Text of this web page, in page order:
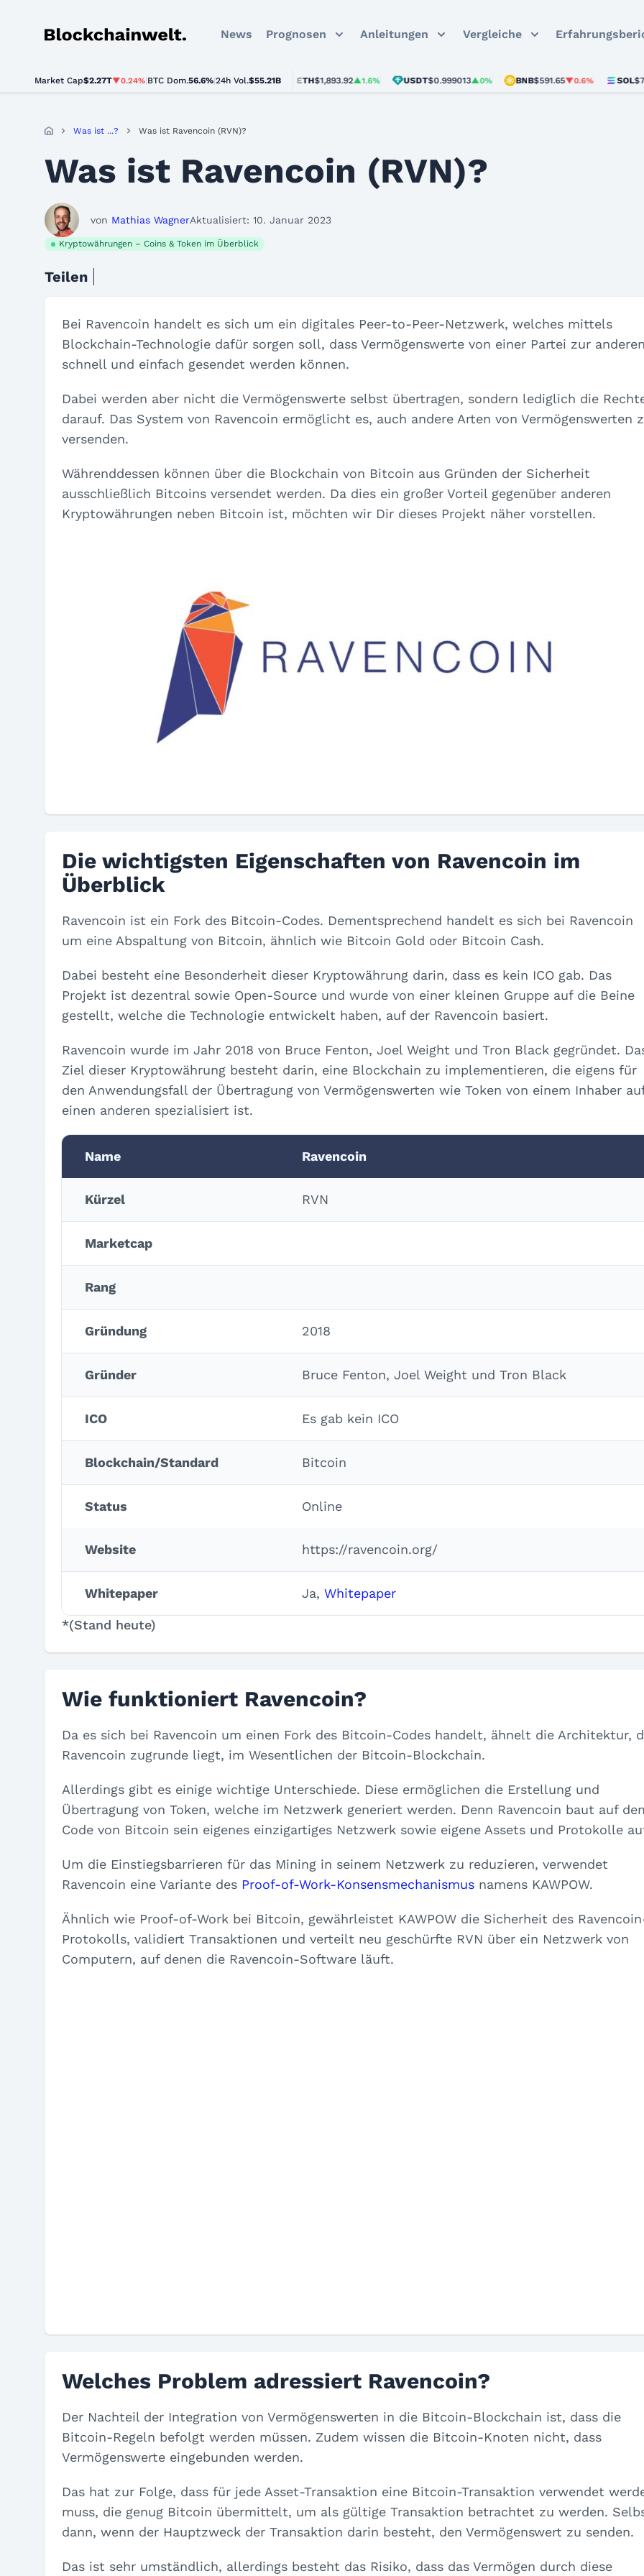
Blockchainwelt News Prognosen Anleitungen Vergleiche
Market Cap$2.27T▼0.24% BTC Dom.56.6% 24h Vol.$55.21B
BTC$64,182.00▲0.5% ETH $1,893.92▲1.6% USDT$0.999013▲0% BNB$591.65▼0.6% SOL$72.91
Was ist ...? Was ist Ravencoin (RVN)?
Was ist Ravencoin (RVN)?
von Mathias WagnerAktualisiert: 10. Januar 2023
Kryptowährungen – Coins & Token im Überblick
Teilen
Bei Ravencoin handelt es sich um ein digitales Peer-to-Peer-Netzwerk, welches mittels
Blockchain-Technologie dafür sorgen soll, dass Vermögenswerte von einer Partei zur anderen
schnell und einfach gesendet werden können.
Dabei werden aber nicht die Vermögenswerte selbst übertragen, sondern lediglich die
darauf. Das System von Ravencoin ermöglicht es, auch andere Arten von Vermögenswerten
versenden.
Währenddessen können über die Blockchain von Bitcoin aus Gründen der Sicherheit
ausschließlich Bitcoins versendet werden. Da dies ein großer Vorteil gegenüber anderen
Kryptowährungen neben Bitcoin ist, möchten wir Dir dieses Projekt näher vorstellen.
Die wichtigsten Eigenschaften von Ravencoin im
Überblick
Ravencoin ist ein Fork des Bitcoin-Codes. Dementsprechend handelt es sich bei Ravencoin
um eine Abspaltung von Bitcoin, ähnlich wie Bitcoin Gold oder Bitcoin Cash.
Dabei besteht eine Besonderheit dieser Kryptowährung darin, dass es kein ICO gab. Das
Projekt ist dezentral sowie Open-Source und wurde von einer kleinen Gruppe auf die Beine
gestellt, welche die Technologie entwickelt haben, auf der Ravencoin basiert.
Ravencoin wurde im Jahr 2018 von Bruce Fenton, Joel Weight und Tron Black gegründet.
Ziel dieser Kryptowährung besteht darin, eine Blockchain zu implementieren, die eigens für
den Anwendungsfall der Übertragung von Vermögenswerten wie Token von einem Inhaber
einen anderen spezialisiert ist.
Name Ravencoin
Kürzel RVN
Marketcap
Rang
Gründung 2018
Gründer Bruce Fenton, Joel Weight und Tron Black
ICO Es gab kein ICO
Blockchain/Standard Bitcoin
Status Online
Website https://ravencoin.org/
Whitepaper Ja, Whitepaper
*(Stand heute)
Wie funktioniert Ravencoin?
Da es sich bei Ravencoin um einen Fork des Bitcoin-Codes handelt, ähnelt die Architektur,
Ravencoin zugrunde liegt, im Wesentlichen der Bitcoin-Blockchain.
Allerdings gibt es einige wichtige Unterschiede. Diese ermöglichen die Erstellung und
Übertragung von Token, welche im Netzwerk generiert werden. Denn Ravencoin baut auf
Code von Bitcoin sein eigenes einzigartiges Netzwerk sowie eigene Assets und Protokolle
Um die Einstiegsbarrieren für das Mining in seinem Netzwerk zu reduzieren, verwendet
Ravencoin eine Variante des Proof-of-Work-Konsensmechanismus namens KAWPOW.
Ähnlich wie Proof-of-Work bei Bitcoin, gewährleistet KAWPOW die Sicherheit des
Protokolls, validiert Transaktionen und verteilt neu geschürfte RVN über ein Netzwerk von
Computern, auf denen die Ravencoin-Software läuft.
Welches Problem adressiert Ravencoin?
Der Nachteil der Integration von Vermögenswerten in die Bitcoin-Blockchain ist, dass die
Bitcoin-Regeln befolgt werden müssen. Zudem wissen die Bitcoin-Knoten nicht, dass
Vermögenswerte eingebunden werden.
Das hat zur Folge, dass für jede Asset-Transaktion eine Bitcoin-Transaktion verwendet
muss, die genug Bitcoin übermittelt, um als gültige Transaktion betrachtet zu werden.
dann, wenn der Hauptzweck der Transaktion darin besteht, den Vermögenswert zu senden.
Das ist sehr umständlich, allerdings besteht das Risiko, dass das Vermögen durch diese